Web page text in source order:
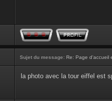
Sujet du message: Re: Page d'accueil
la photo avec la tour eiffel est